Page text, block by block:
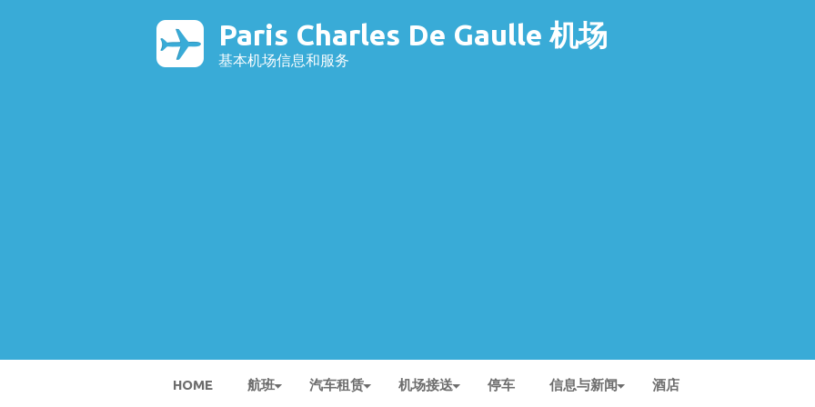
Paris Charles De Gaulle 机场
基本机场信息和服务
HOME 航班 汽车租赁 机场接送 停车 信息与新闻 酒店